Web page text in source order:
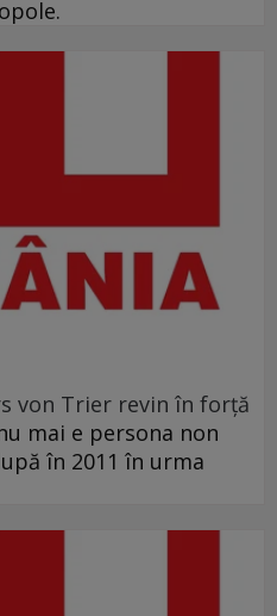
von Trier revin în forţă
mai e persona non
în 2011 în urma